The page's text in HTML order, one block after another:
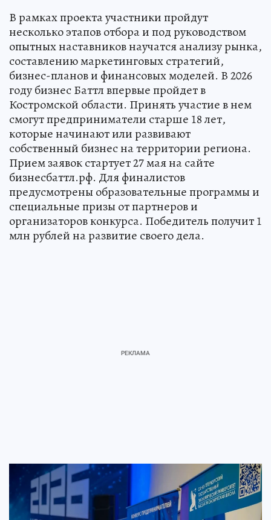
В рамках проекта участники пройдут
несколько этапов отбора и под руководством
опытных наставников научатся анализу рынка,
составлению маркетинговых стратегий,
бизнес-планов и финансовых моделей. В 2026
году бизнес Баттл впервые пройдет в
Костромской области. Принять участие в нем
смогут предприниматели старше 18 лет,
которые начинают или развивают
собственный бизнес на территории региона.
Прием заявок стартует 27 мая на сайте
бизнесбаттл.рф. Для финалистов
предусмотрены образовательные программы и
специальные призы от партнеров и
организаторов конкурса. Победитель получит 1
млн рублей на развитие своего дела.